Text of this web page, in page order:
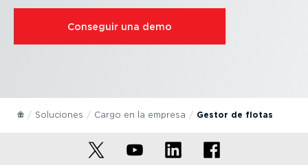
Conseguir una demo
Soluciones Cargo en la empresa Gestor de flotas